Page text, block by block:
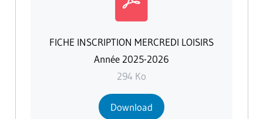
FICHE INSCRIPTION MERCREDI LOISIRS
Année 2025-2026
294 Ko
Download